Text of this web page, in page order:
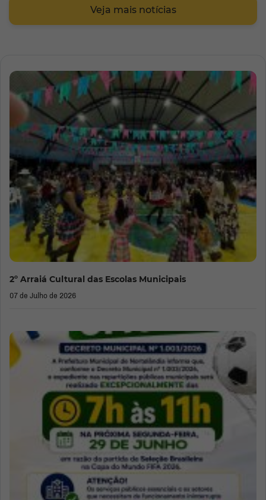
Veja mais notícias
2º Arraiá Cultural das Escolas Municipais
07 de Julho de 2026